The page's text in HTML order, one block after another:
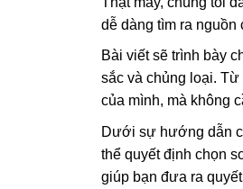
dễ dàng tìm ra nguồn
Bài viết sẽ trình bày
sắc và chủng loại.
của mình, mà không
Dưới sự hướng dẫn
thể quyết định chọn
giúp bạn đưa ra